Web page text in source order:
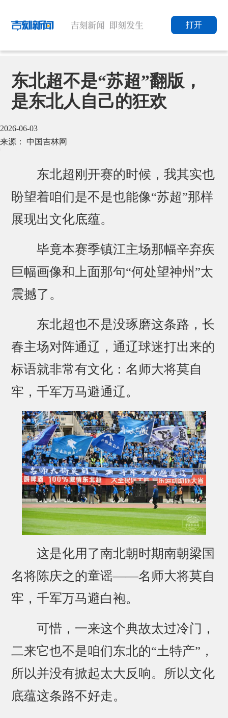
打开
东北超不是“苏超”翻版，
是东北人自己的狂欢
2026-06-03
来源： 中国吉林网
东北超刚开赛的时候，我其实也
盼望着咱们是不是也能像“苏超”那样
展现出文化底蕴。
毕竟本赛季镇江主场那幅辛弃疾
巨幅画像和上面那句“何处望神州”太
震撼了。
东北超也不是没琢磨这条路，长
春主场对阵通辽，通辽球迷打出来的
标语就非常有文化：名师大将莫自
牢，千军万马避通辽。
这是化用了南北朝时期南朝梁国
名将陈庆之的童谣——名师大将莫自
牢，千军万马避白袍。
可惜，一来这个典故太过冷门，
二来它也不是咱们东北的“土特产”，
所以并没有掀起太大反响。所以文化
底蕴这条路不好走。